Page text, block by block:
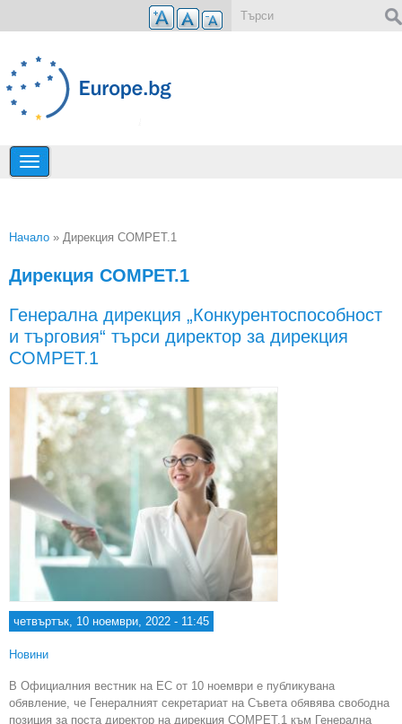
Премини към основното съдържание
Начало » Дирекция COMPET.1
Дирекция COMPET.1
Генерална дирекция „Конкурентоспособност
и търговия“ търси директор за дирекция
COMPET.1
четвъртък, 10 ноември, 2022 - 11:45
Новини
В Официалния вестник на ЕС от 10 ноември е публикувана
обявление, че Генералният секретариат на Съвета обявява свободна
позиция за поста директор на дирекция COMPET.1 към Генерална